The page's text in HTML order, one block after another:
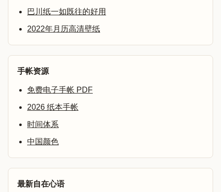
巴川纸一如既往的好用
2022年月历高清壁纸
手帐资源
免费电子手帐 PDF
2026 纸本手帐
时间体系
中国颜色
最新自在心语